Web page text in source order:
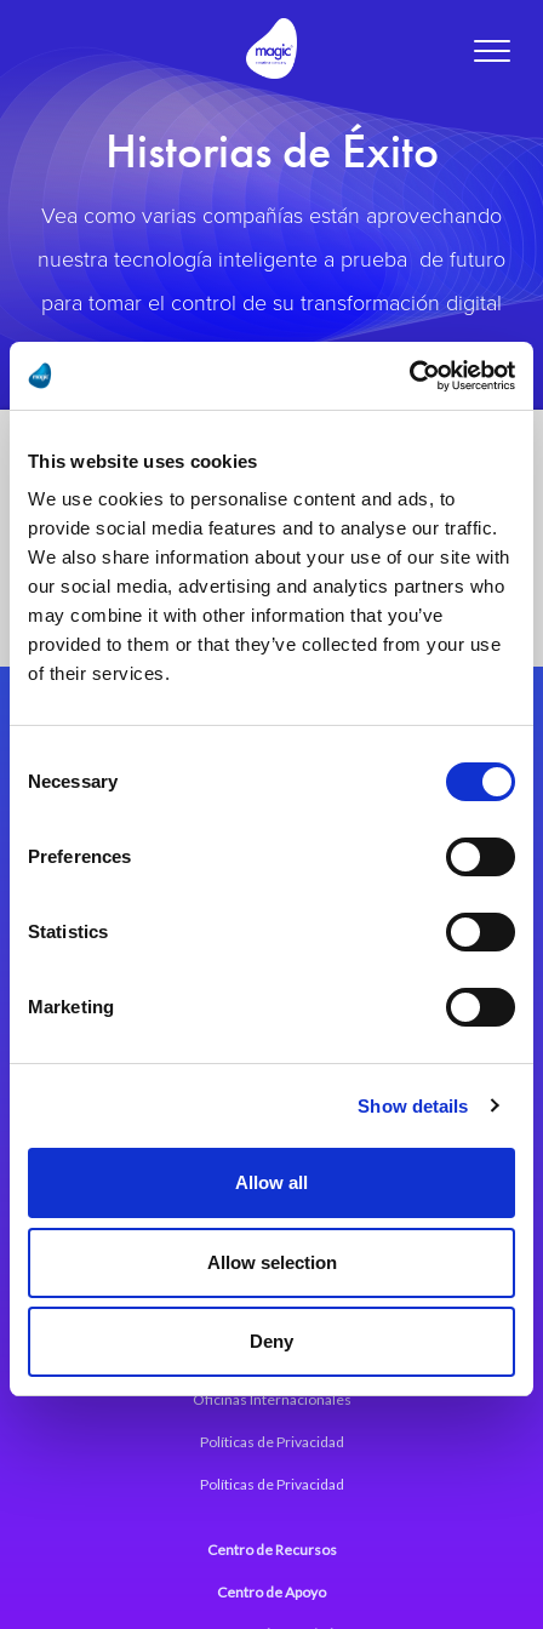
This website uses cookies
We use cookies to personalise content and ads, to
provide social media features and to analyse our traffic.
We also share information about your use of our site with
our social media, advertising and analytics partners who
may combine it with other information that you’ve
provided to them or that they’ve collected from your use
of their services.
Selection
Necessary
Preferences
Statistics
Marketing
Show details
Allow all
Allow selection
Deny
Toggle
Historias de Éxito
Vea como varias compañías están aprovechando
nuestra tecnología inteligente a prueba de futuro
para tomar el control de su transformación digital
Síganos
Magic xpi Plataforma de Integración
Comunicados de Prensa (Inglés)
Acerca de Magic
Oficinas Internacionales
Políticas de Privacidad
Políticas de Privacidad
Centro de Recursos
Centro de Apoyo